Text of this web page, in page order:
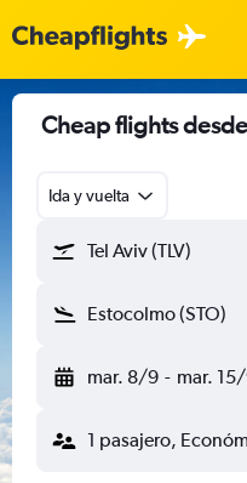
Cheap flights
Ida y vuelta
Tel Aviv (TLV)
Estocolmo (STO)
mar. 8/9 - mar.
1 pasajero,